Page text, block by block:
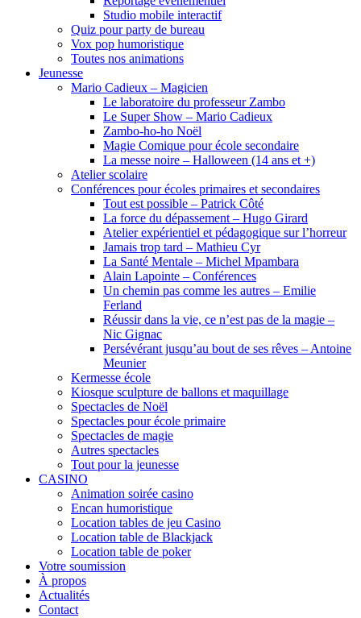
Studio mobile interactif
Quiz pour party de bureau
Vox pop humoristique
Toutes nos animations
Jeunesse
Mario Cadieux – Magicien
Le laboratoire du professeur Zambo
Le Super Show – Mario Cadieux
Zambo-ho-ho Noël
Magie Comique pour école secondaire
La messe noire – Halloween (14 ans et +)
Atelier scolaire
Conférences pour écoles primaires et secondaires
Tout est possible – Patrick Côté
La force du dépassement – Hugo Girard
Atelier expérientiel et pédagogique sur l’horreur
Jamais trop tard – Mathieu Cyr
La Santé Mentale – Michel Mpambara
Alain Lapointe – Conférences
Un chemin pas comme les autres – Emilie
Ferland
Réussir dans la vie, ce n’est pas de la magie –
Nic Gignac
Persévérant jusqu’au bout de ses rêves – Antoine
Meunier
Kermesse école
Kiosque sculpture de ballons et maquillage
Spectacles de Noël
Spectacles pour école primaire
Spectacles de magie
Autres spectacles
Tout pour la jeunesse
CASINO
Animation soirée casino
Encan humoristique
Location tables de jeu Casino
Location table de Blackjack
Location table de poker
Votre soumission
À propos
Actualités
Contact